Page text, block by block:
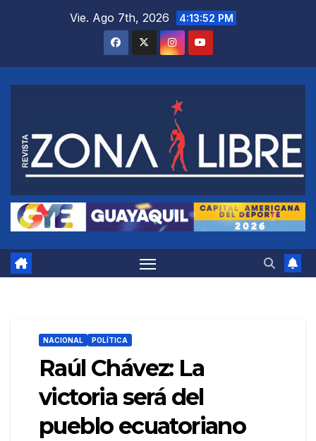
Vie. Ago 7th, 2026 4:13:53 PM
NACIONAL POLÍTICA
Raúl Chávez: La
victoria será del
pueblo ecuatoriano